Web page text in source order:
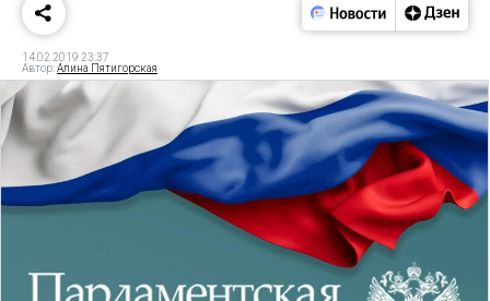
14.02.2019 23:37
Автор:Алина Пятигорская